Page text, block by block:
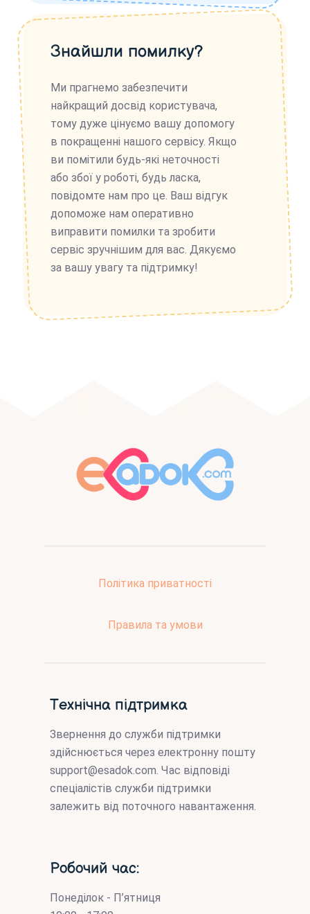
Знайшли помилку?
Ми прагнемо забезпечити
найкращий досвід користувача,
тому дуже цінуємо вашу допомогу
в покращенні нашого сервісу. Якщо
ви помітили будь-які неточності
або збої у роботі, будь ласка,
повідомте нам про це. Ваш відгук
допоможе нам оперативно
виправити помилки та зробити
сервіс зручнішим для вас. Дякуємо
за вашу увагу та підтримку!
Політика приватності
Правила та умови
Технічна підтримка
Звернення до служби підтримки
здійснюється через електронну пошту
support@esadok.com. Час відповіді
спеціалістів служби підтримки
залежить від поточного навантаження.
Робочий час:
Понеділок - П’ятниця